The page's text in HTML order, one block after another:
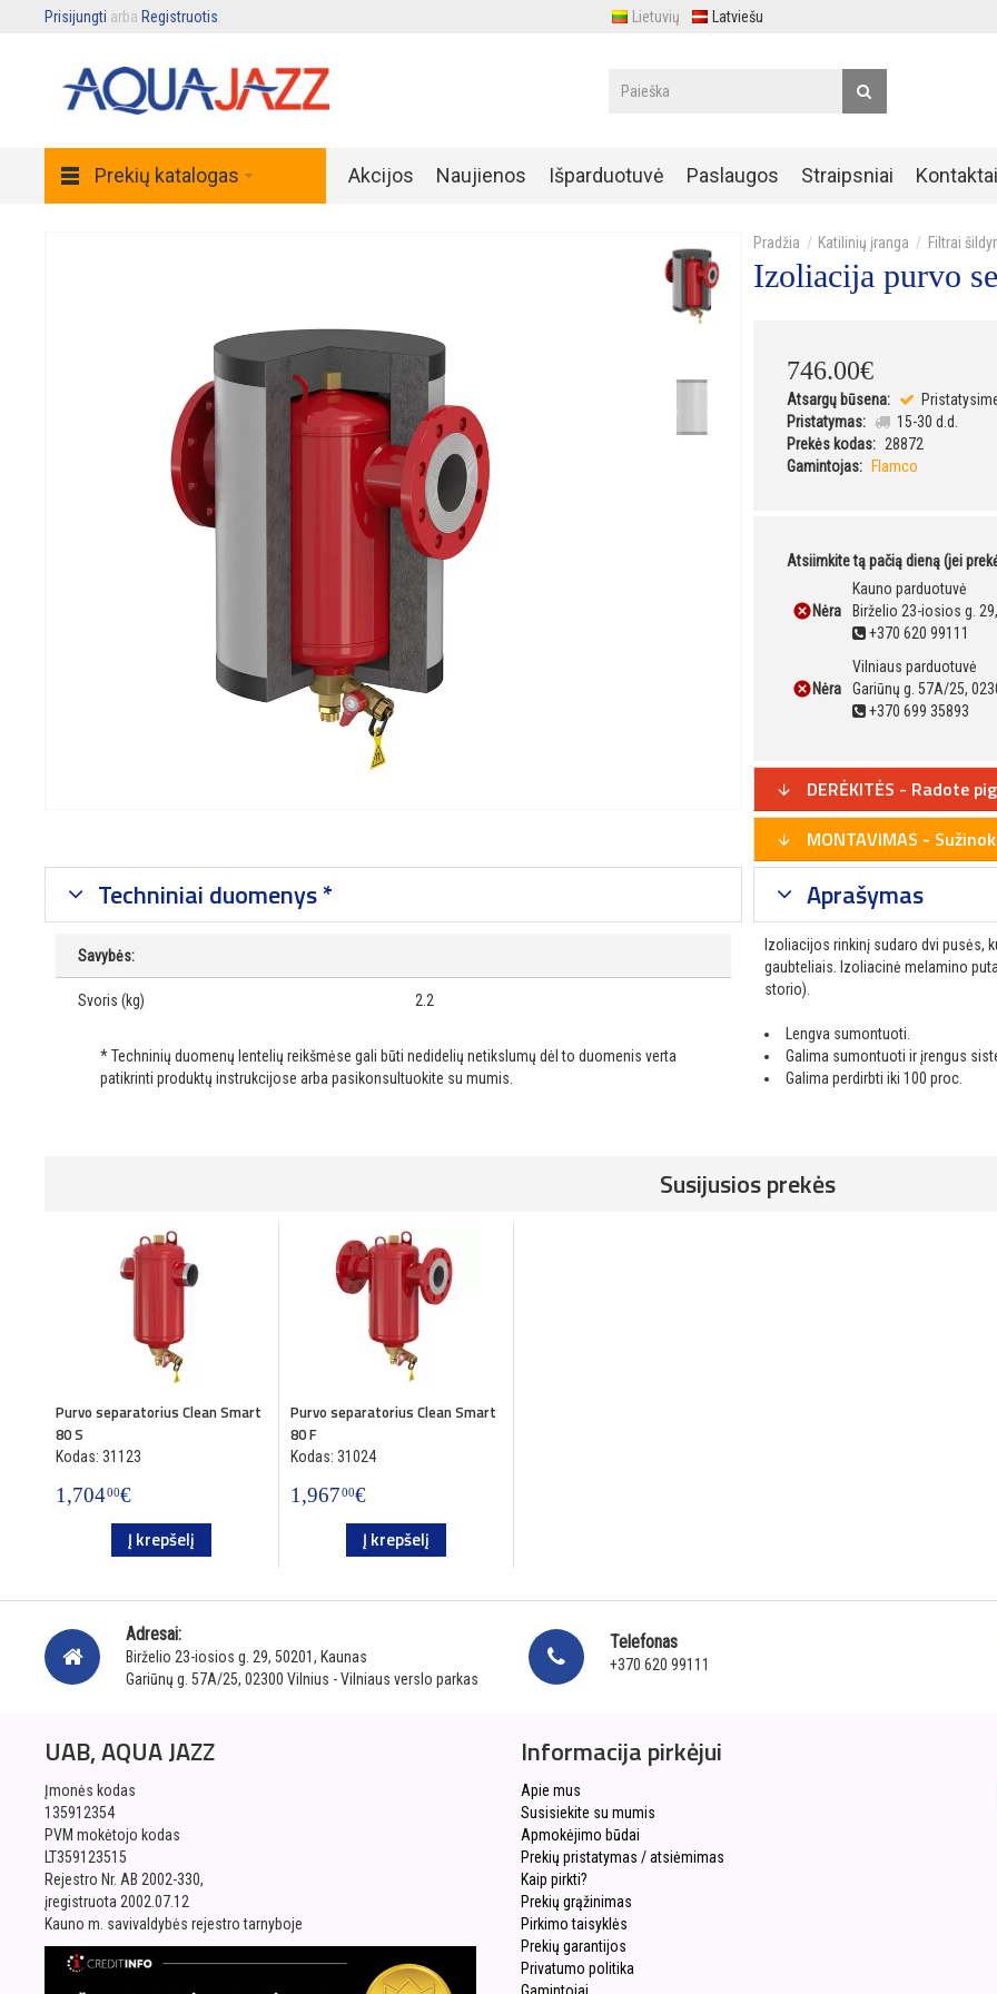
Prisijungti arba Registruotis Lietuvių Latviešu
Prekių katalogas Akcijos Naujienos Išparduotuvė Paslaugos Straipsniai Kontaktai
Katilinių įranga Filtrai
Izoliacija purvo
746.00€
Atsargų būsena:
Pristatymas:
15-30 d.d.
Prekės kodas: 28872
Gamintojas:
Flamco
Atsiimkite tą pačią dieną (jei
Nėra
Kauno parduotuvė
Birželio 23-iosios g.
+370 620 99111
Nėra
Vilniaus parduotuvė
Gariūnų g. 57A/25,
+370 699 35893
DERĖKITĖS - Radote
MONTAVIMAS -
Techniniai duomenys *
Savybės:
Svoris (kg) 2.2
* Techninių duomenų lentelių reikšmėse gali būti nedidelių netikslumų dėl to duomenis verta
patikrinti produktų instrukcijose arba pasikonsultuokite su mumis.
Aprašymas
Izoliacijos rinkinį sudaro dvi pusės,
gaubteliais. Izoliacinė melamino
storio).
Lengva sumontuoti.
Galima sumontuoti ir įrengus
Galima perdirbti iki 100 proc.
Susijusios prekės
Purvo separatorius Clean Smart
80 S
Kodas: 31123
1,70400€
Į krepšelį
Purvo separatorius Clean Smart
80 F
Kodas: 31024
1,96700€
Į krepšelį
Adresai:
Birželio 23-iosios g. 29, 50201, Kaunas
Gariūnų g. 57A/25, 02300 Vilnius - Vilniaus verslo parkas
Telefonas
+370 620 99111
UAB, AQUA JAZZ
Įmonės kodas
135912354
PVM mokėtojo kodas
LT359123515
Rejestro Nr. AB 2002-330,
įregistruota 2002.07.12
Kauno m. savivaldybės rejestro tarnyboje
Informacija pirkėjui
Apie mus
Susisiekite su mumis
Apmokėjimo būdai
Prekių pristatymas / atsiėmimas
Kaip pirkti?
Prekių grąžinimas
Pirkimo taisyklės
Prekių garantijos
Privatumo politika